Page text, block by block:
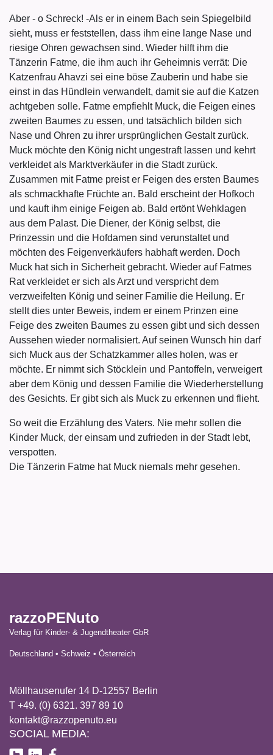
Aber - o Schreck! -Als er in einem Bach sein Spiegelbild
sieht, muss er feststellen, dass ihm eine lange Nase und
riesige Ohren gewachsen sind. Wieder hilft ihm die
Tänzerin Fatme, die ihm auch ihr Geheimnis verrät: Die
Katzenfrau Ahavzi sei eine böse Zauberin und habe sie
einst in das Hündlein verwandelt, damit sie auf die Katzen
achtgeben solle. Fatme empfiehlt Muck, die Feigen eines
zweiten Baumes zu essen, und tatsächlich bilden sich
Nase und Ohren zu ihrer ursprünglichen Gestalt zurück.
Muck möchte den König nicht ungestraft lassen und kehrt
verkleidet als Marktverkäufer in die Stadt zurück.
Zusammen mit Fatme preist er Feigen des ersten Baumes
als schmackhafte Früchte an. Bald erscheint der Hofkoch
und kauft ihm einige Feigen ab. Bald ertönt Wehklagen
aus dem Palast. Die Diener, der König selbst, die
Prinzessin und die Hofdamen sind verunstaltet und
möchten des Feigenverkäufers habhaft werden. Doch
Muck hat sich in Sicherheit gebracht. Wieder auf Fatmes
Rat verkleidet er sich als Arzt und verspricht dem
verzweifelten König und seiner Familie die Heilung. Er
stellt dies unter Beweis, indem er einem Prinzen eine
Feige des zweiten Baumes zu essen gibt und sich dessen
Aussehen wieder normalisiert. Auf seinen Wunsch hin darf
sich Muck aus der Schatzkammer alles holen, was er
möchte. Er nimmt sich Stöcklein und Pantoffeln, verweigert
aber dem König und dessen Familie die Wiederherstellung
des Gesichts. Er gibt sich als Muck zu erkennen und flieht.
So weit die Erzählung des Vaters. Nie mehr sollen die
Kinder Muck, der einsam und zufrieden in der Stadt lebt,
verspotten.
Die Tänzerin Fatme hat Muck niemals mehr gesehen.
razzoPENuto
Verlag für Kinder- & Jugendtheater GbR
Deutschland • Schweiz • Österreich
Möllhausenufer 14 D-12557 Berlin
T +49. (0) 6321. 397 89 10
kontakt@razzopenuto.eu
SOCIAL MEDIA: